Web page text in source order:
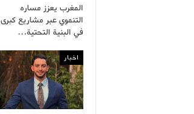
المغرب يعزز مساره
التنموي عبر مشاريع كبرى
في البنية التحتية…
اخبار